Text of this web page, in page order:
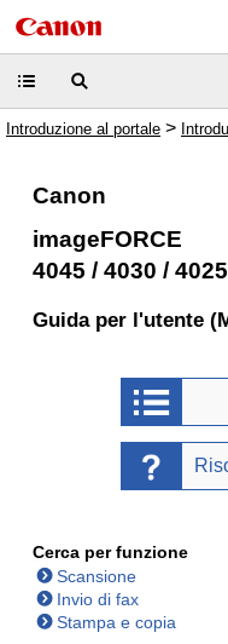
Introduzione al portale >
Canon
imageFORCE
4045 / 4030 / 4025
Guida per l'utente
Cerca per funzione
Scansione
Invio di fax
Stampa e copia